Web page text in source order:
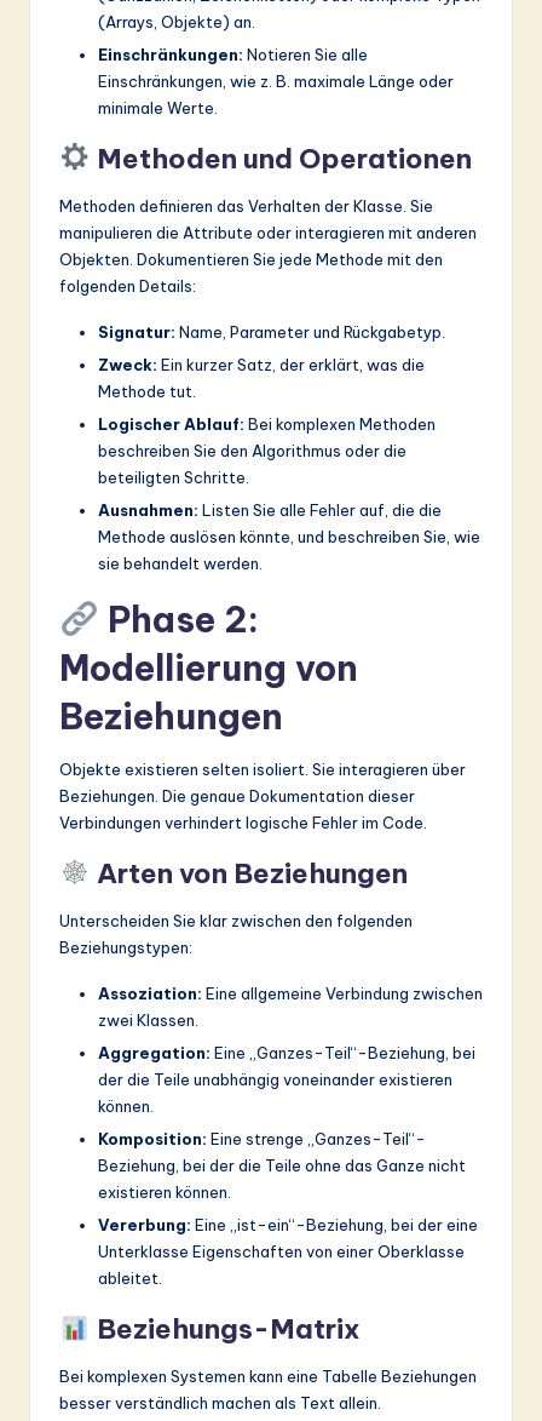
(Arrays, Objekte) an.
Einschränkungen: Notieren Sie alle
Einschränkungen, wie z. B. maximale Länge oder
minimale Werte.
Methoden und Operationen
Methoden definieren das Verhalten der Klasse. Sie
manipulieren die Attribute oder interagieren mit anderen
Objekten. Dokumentieren Sie jede Methode mit den
folgenden Details:
Signatur: Name, Parameter und Rückgabetyp.
Zweck: Ein kurzer Satz, der erklärt, was die
Methode tut.
Logischer Ablauf: Bei komplexen Methoden
beschreiben Sie den Algorithmus oder die
beteiligten Schritte.
Ausnahmen: Listen Sie alle Fehler auf, die die
Methode auslösen könnte, und beschreiben Sie, wie
sie behandelt werden.
Phase 2:
Modellierung von
Beziehungen
Objekte existieren selten isoliert. Sie interagieren über
Beziehungen. Die genaue Dokumentation dieser
Verbindungen verhindert logische Fehler im Code.
Arten von Beziehungen
Unterscheiden Sie klar zwischen den folgenden
Beziehungstypen:
Assoziation: Eine allgemeine Verbindung zwischen
zwei Klassen.
Aggregation: Eine „Ganzes-Teil“-Beziehung, bei
der die Teile unabhängig voneinander existieren
können.
Komposition: Eine strenge „Ganzes-Teil“-
Beziehung, bei der die Teile ohne das Ganze nicht
existieren können.
Vererbung: Eine „ist-ein“-Beziehung, bei der eine
Unterklasse Eigenschaften von einer Oberklasse
ableitet.
Beziehungs-Matrix
Bei komplexen Systemen kann eine Tabelle Beziehungen
besser verständlich machen als Text allein.